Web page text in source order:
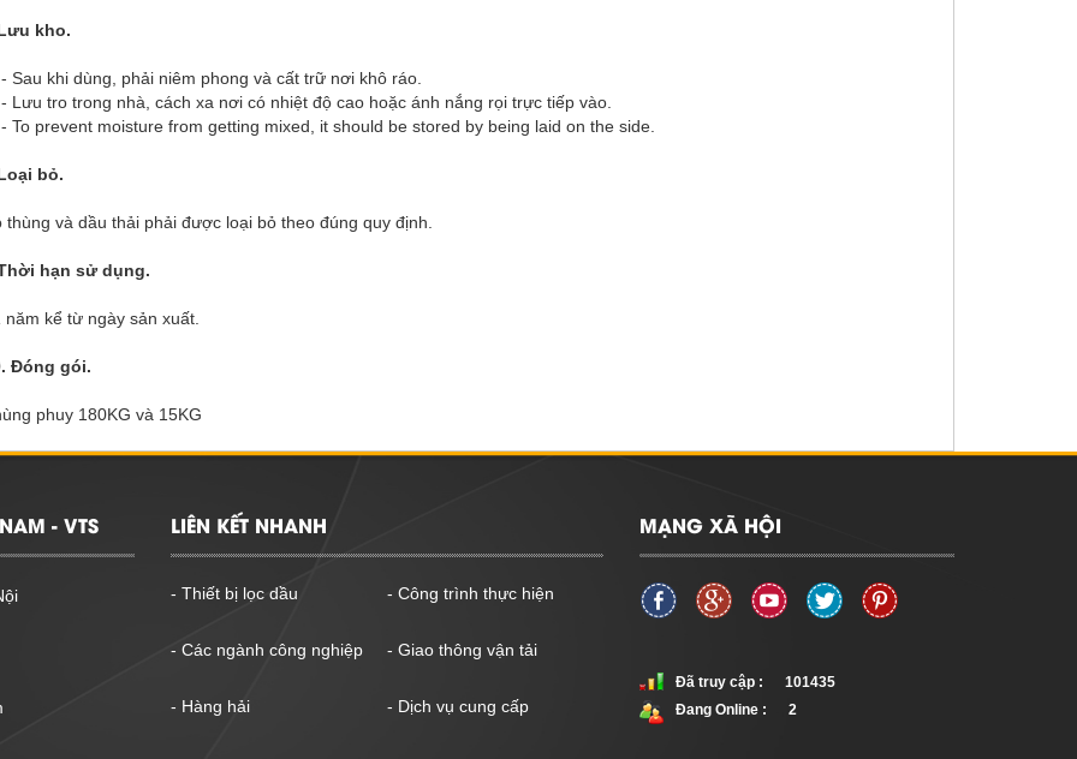
kho.
khi dùng, phải niêm phong và cất trữ nơi khô ráo.
tro trong nhà, cách xa nơi có nhiệt độ cao hoặc ánh nắng rọi trực tiếp vào.
prevent moisture from getting mixed, it should be stored by being laid on the side.
bỏ.
thùng và dầu thải phải được loại bỏ theo đúng quy định.
hạn sử dụng.
năm kể từ ngày sản xuất.
Đóng gói.
phuy 180KG và 15KG
- VTS LIÊN KẾT NHANH
- Thiết bị lọc dầu - Công trình thực hiện
- Các ngành công nghiệp - Giao thông vận tải
- Hàng hải - Dịch vụ cung cấp
MẠNG XÃ HỘI
Đã truy cập :
101435
Đang Online :
2